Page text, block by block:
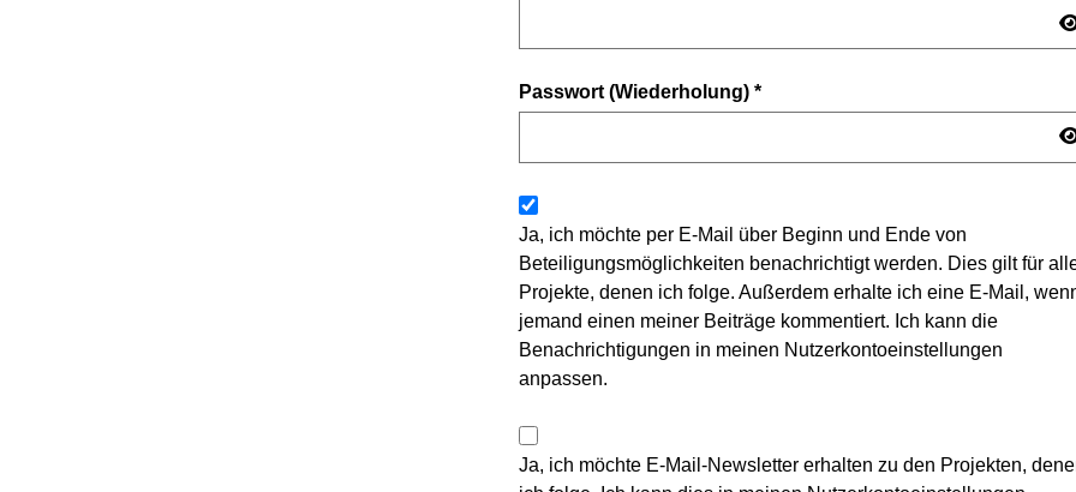
Passwort (Wiederholung) *
Ja, ich möchte per E-Mail über Beginn und Ende von
Beteiligungsmöglichkeiten benachrichtigt werden. Dies gilt für
Projekte, denen ich folge. Außerdem erhalte ich eine E-Mail,
jemand einen meiner Beiträge kommentiert. Ich kann die
Benachrichtigungen in meinen Nutzerkontoeinstellungen
anpassen.
Ja, ich möchte E-Mail-Newsletter erhalten zu den Projekten,